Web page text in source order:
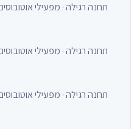
תחנה רגילה · מפעילי אוטובוסים
תחנה רגילה · מפעילי אוטובוסים
תחנה רגילה · מפעילי אוטובוסים